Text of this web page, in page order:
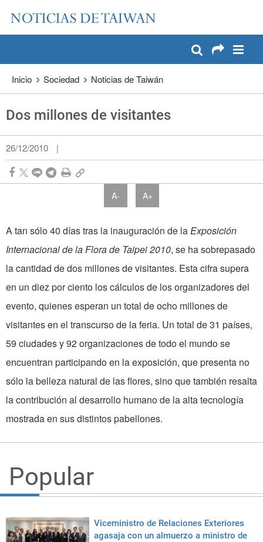
Pase a contenido principal
Inicio Sociedad Noticias de Taiwán
Dos millones de visitantes
26/12/2010 |
A- A+
A tan sólo 40 días tras la inauguración de laExposición
Internacional de la Flora de Taipei 2010, se ha sobrepasado
la cantidad de dos millones de visitantes. Esta cifra supera
en un diez por ciento los cálculos de los organizadores del
evento, quienes esperan un total de ocho millones de
visitantes en el transcurso de la feria. Un total de 31 países,
59 ciudades y 92 organizaciones de todo el mundo se
encuentran participando en la exposición, que presenta no
sólo la belleza natural de las flores, sino que también resalta
la contribución al desarrollo humano de la alta tecnología
mostrada en sus distintos pabellones.
Popular
Viceministro de Relaciones Exteriores
agasaja con un almuerzo a ministro de